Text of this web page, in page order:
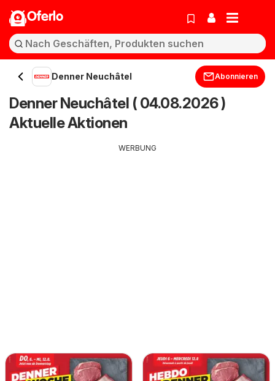
Oferlo
Denner Neuchâtel Abonnieren
Denner Neuchâtel ( 04.08.2026 )
Aktuelle Aktionen
WERBUNG